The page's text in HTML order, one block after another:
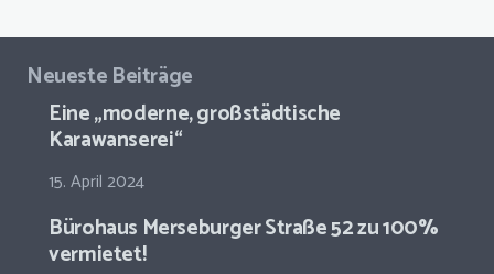
Neueste Beiträge
Eine „moderne, großstädtische
Karawanserei“
15. April 2024
Bürohaus Merseburger Straße 52 zu 100%
vermietet!